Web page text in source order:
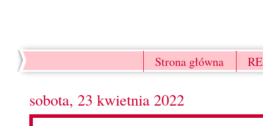
Strona główna
sobota, 23 kwietnia 2022